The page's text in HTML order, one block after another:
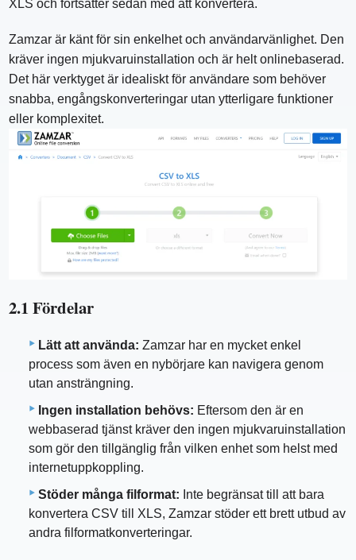
XLS och fortsätter sedan med att konvertera.
Zamzar är känt för sin enkelhet och användarvänlighet. Den
kräver ingen mjukvaruinstallation och är helt onlinebaserad.
Det här verktyget är idealiskt för användare som behöver
snabba, engångskonverteringar utan ytterligare funktioner
eller komplexitet.
2.1 Fördelar
Lätt att använda: Zamzar har en mycket enkel
process som även en nybörjare kan navigera genom
utan ansträngning.
Ingen installation behövs: Eftersom den är en
webbaserad tjänst kräver den ingen mjukvaruinstallation
som gör den tillgänglig från vilken enhet som helst med
internetuppkoppling.
Stöder många filformat: Inte begränsat till att bara
konvertera CSV till XLS, Zamzar stöder ett brett utbud av
andra filformatkonverteringar.